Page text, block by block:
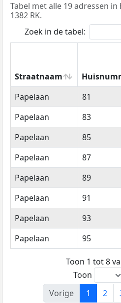
Tabel met alle 19 adressen
1382 RK.
Zoek in de tabel:
Straatnaam
Straatnaam
Papelaan 81
Papelaan
83
Papelaan
85
Papelaan
87
Papelaan
89
Papelaan
91
Papelaan
93
Papelaan
95
Toon 1 tot 8
Toon
Vorige
1 2